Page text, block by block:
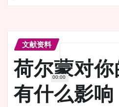
00:00
文献资料
荷尔蒙对
有什么影响